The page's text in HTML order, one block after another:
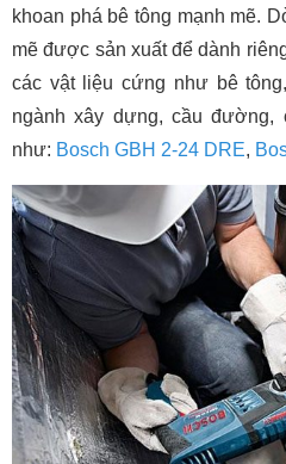
khoan phá bê tông mạnh mẽ.
mẽ được sản xuất để dành
các vật liệu cứng như bê
ngành xây dựng, cầu
như: Bosch GBH 2-24 DRE,